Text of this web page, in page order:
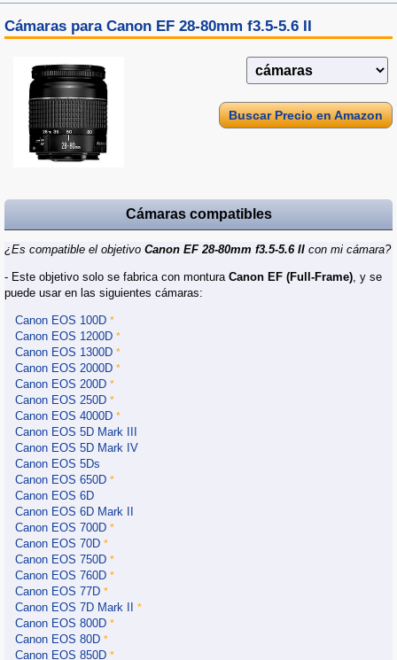
Cámaras para Canon EF 28-80mm f3.5-5.6 II
Buscar Precio en Amazon
Cámaras compatibles
¿Es compatible el objetivo Canon EF 28-80mm f3.5-5.6 II con mi cámara?
- Este objetivo solo se fabrica con montura Canon EF (Full‑Frame), y se
puede usar en las siguientes cámaras:
Canon EOS 100D *
Canon EOS 1200D *
Canon EOS 1300D *
Canon EOS 2000D *
Canon EOS 200D *
Canon EOS 250D *
Canon EOS 4000D *
Canon EOS 5D Mark III
Canon EOS 5D Mark IV
Canon EOS 5Ds
Canon EOS 650D *
Canon EOS 6D
Canon EOS 6D Mark II
Canon EOS 700D *
Canon EOS 70D *
Canon EOS 750D *
Canon EOS 760D *
Canon EOS 77D *
Canon EOS 7D Mark II *
Canon EOS 800D *
Canon EOS 80D *
Canon EOS 850D *